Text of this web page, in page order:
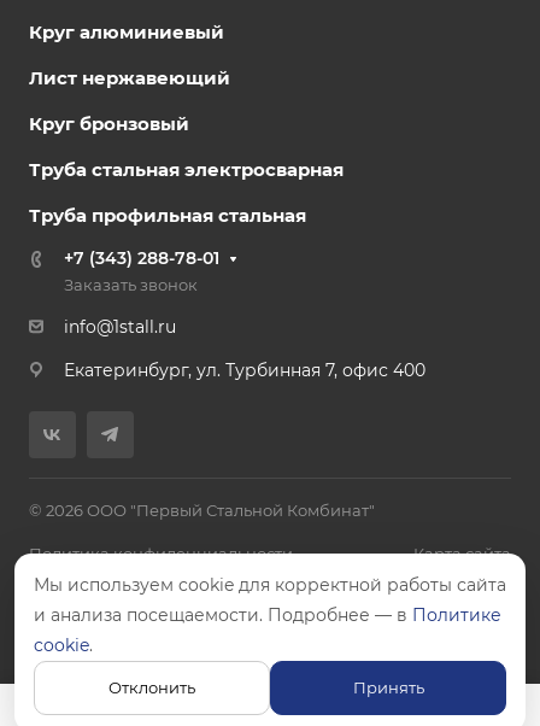
Круг алюминиевый
Лист нержавеющий
Круг бронзовый
Труба стальная электросварная
Труба профильная стальная
+7 (343) 288-78-01
Заказать звонок
info@1stall.ru
Екатеринбург, ул. Турбинная 7, офис 400
© 2026 ООО "Первый Стальной Комбинат"
Политика конфиденциальности Карта сайта
Цены, указанные на сайте, не являются публичной офертой.
Мы используем cookie для корректной работы сайта
и анализа посещаемости. Подробнее — в Политике
cookie.
Отклонить Принять